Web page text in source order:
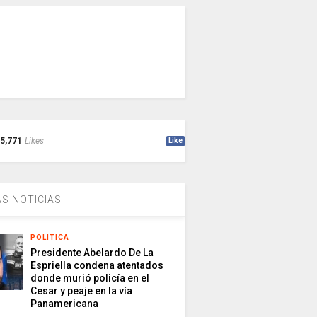
5,771 Likes Like
NOTICIAS
POLITICA
Presidente Abelardo De La
Espriella condena atentados
donde murió policía en el
Cesar y peaje en la vía
Panamericana